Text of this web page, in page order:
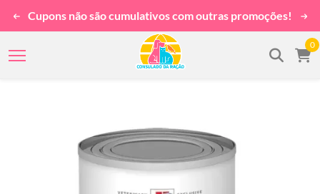
Cupons não são cumulativos com outras promoções!
0